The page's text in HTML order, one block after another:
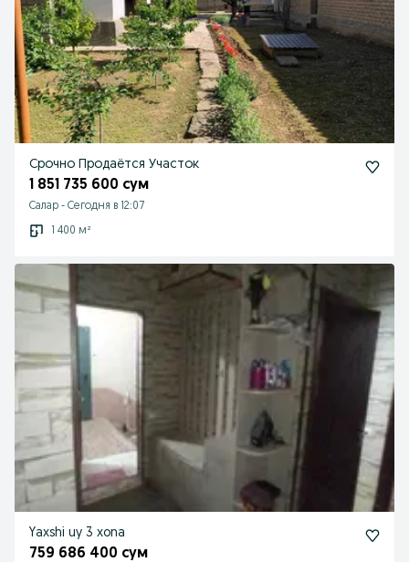
Срочно Продаётся Участок
1 851 735 600 сум
Салар - Сегодня в 12:07
1 400 м²
Yaxshi uy 3 xona
759 686 400 сум